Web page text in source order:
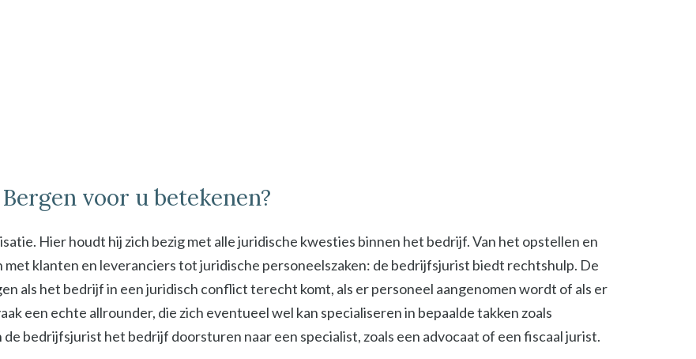
voor u betekenen?
Hier houdt hij zich bezig met alle juridische kwesties binnen het bedrijf. Van het opstellen en
klanten en leveranciers tot juridische personeelszaken: de bedrijfsjurist biedt rechtshulp. De
als het bedrijf in een juridisch conflict terecht komt, als er personeel aangenomen wordt of als er
een echte allrounder, die zich eventueel wel kan specialiseren in bepaalde takken zoals
bedrijfsjurist het bedrijf doorsturen naar een specialist, zoals een advocaat of een fiscaal jurist.